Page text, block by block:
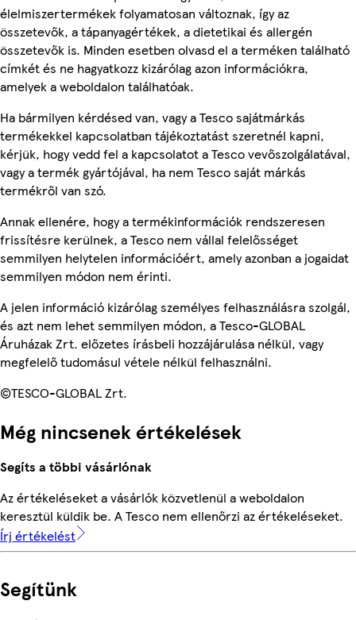
élelmiszertermékek folyamatosan változnak, így az
összetevők, a tápanyagértékek, a dietetikai és allergén
összetevők is. Minden esetben olvasd el a terméken található
címkét és ne hagyatkozz kizárólag azon információkra,
amelyek a weboldalon találhatóak.
Ha bármilyen kérdésed van, vagy a Tesco sajátmárkás
termékekkel kapcsolatban tájékoztatást szeretnél kapni,
kérjük, hogy vedd fel a kapcsolatot a Tesco vevőszolgálatával,
vagy a termék gyártójával, ha nem Tesco saját márkás
termékről van szó.
Annak ellenére, hogy a termékinformációk rendszeresen
frissítésre kerülnek, a Tesco nem vállal felelősséget
semmilyen helytelen információért, amely azonban a jogaidat
semmilyen módon nem érinti.
A jelen információ kizárólag személyes felhasználásra szolgál,
és azt nem lehet semmilyen módon, a Tesco-GLOBAL
Áruházak Zrt. előzetes írásbeli hozzájárulása nélkül, vagy
megfelelő tudomásul vétele nélkül felhasználni.
©TESCO-GLOBAL Zrt.
Még nincsenek értékelések
Segíts a többi vásárlónak
Az értékeléseket a vásárlók közvetlenül a weboldalon
keresztül küldik be. A Tesco nem ellenőrzi az értékeléseket.
Írj értékelést
Segítünk